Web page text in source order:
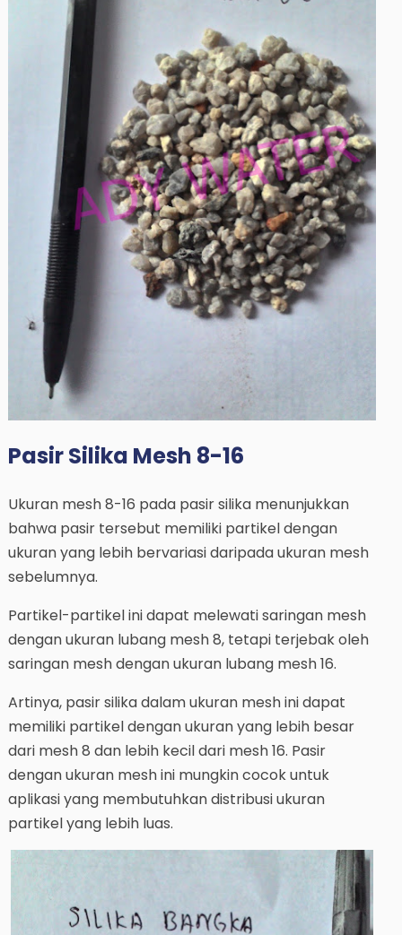
Pasir Silika Mesh 8-16
Ukuran mesh 8-16 pada pasir silika menunjukkan
bahwa pasir tersebut memiliki partikel dengan
ukuran yang lebih bervariasi daripada ukuran mesh
sebelumnya.
Partikel-partikel ini dapat melewati saringan mesh
dengan ukuran lubang mesh 8, tetapi terjebak oleh
saringan mesh dengan ukuran lubang mesh 16.
Artinya, pasir silika dalam ukuran mesh ini dapat
memiliki partikel dengan ukuran yang lebih besar
dari mesh 8 dan lebih kecil dari mesh 16. Pasir
dengan ukuran mesh ini mungkin cocok untuk
aplikasi yang membutuhkan distribusi ukuran
partikel yang lebih luas.